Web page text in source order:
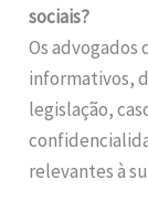
sociais?
Os
informativos,
legislação,
relevantes à